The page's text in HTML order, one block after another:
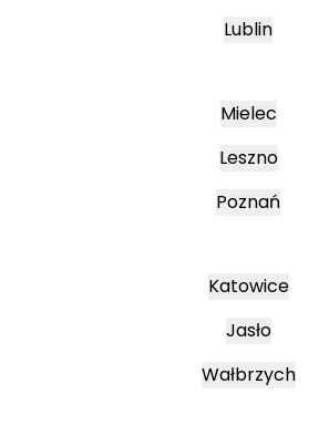
Lublin
Mielec
Leszno
Poznań
Katowice
Jasło
Wałbrzych